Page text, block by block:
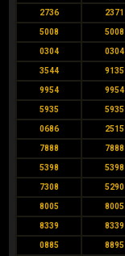
2736 2371
5008 5008
0304 0304
3544 9135
9954 9954
5935 5935
0686 2515
7888 7888
5398 5398
7308 5290
8005 8005
8339 8339
0885 8895